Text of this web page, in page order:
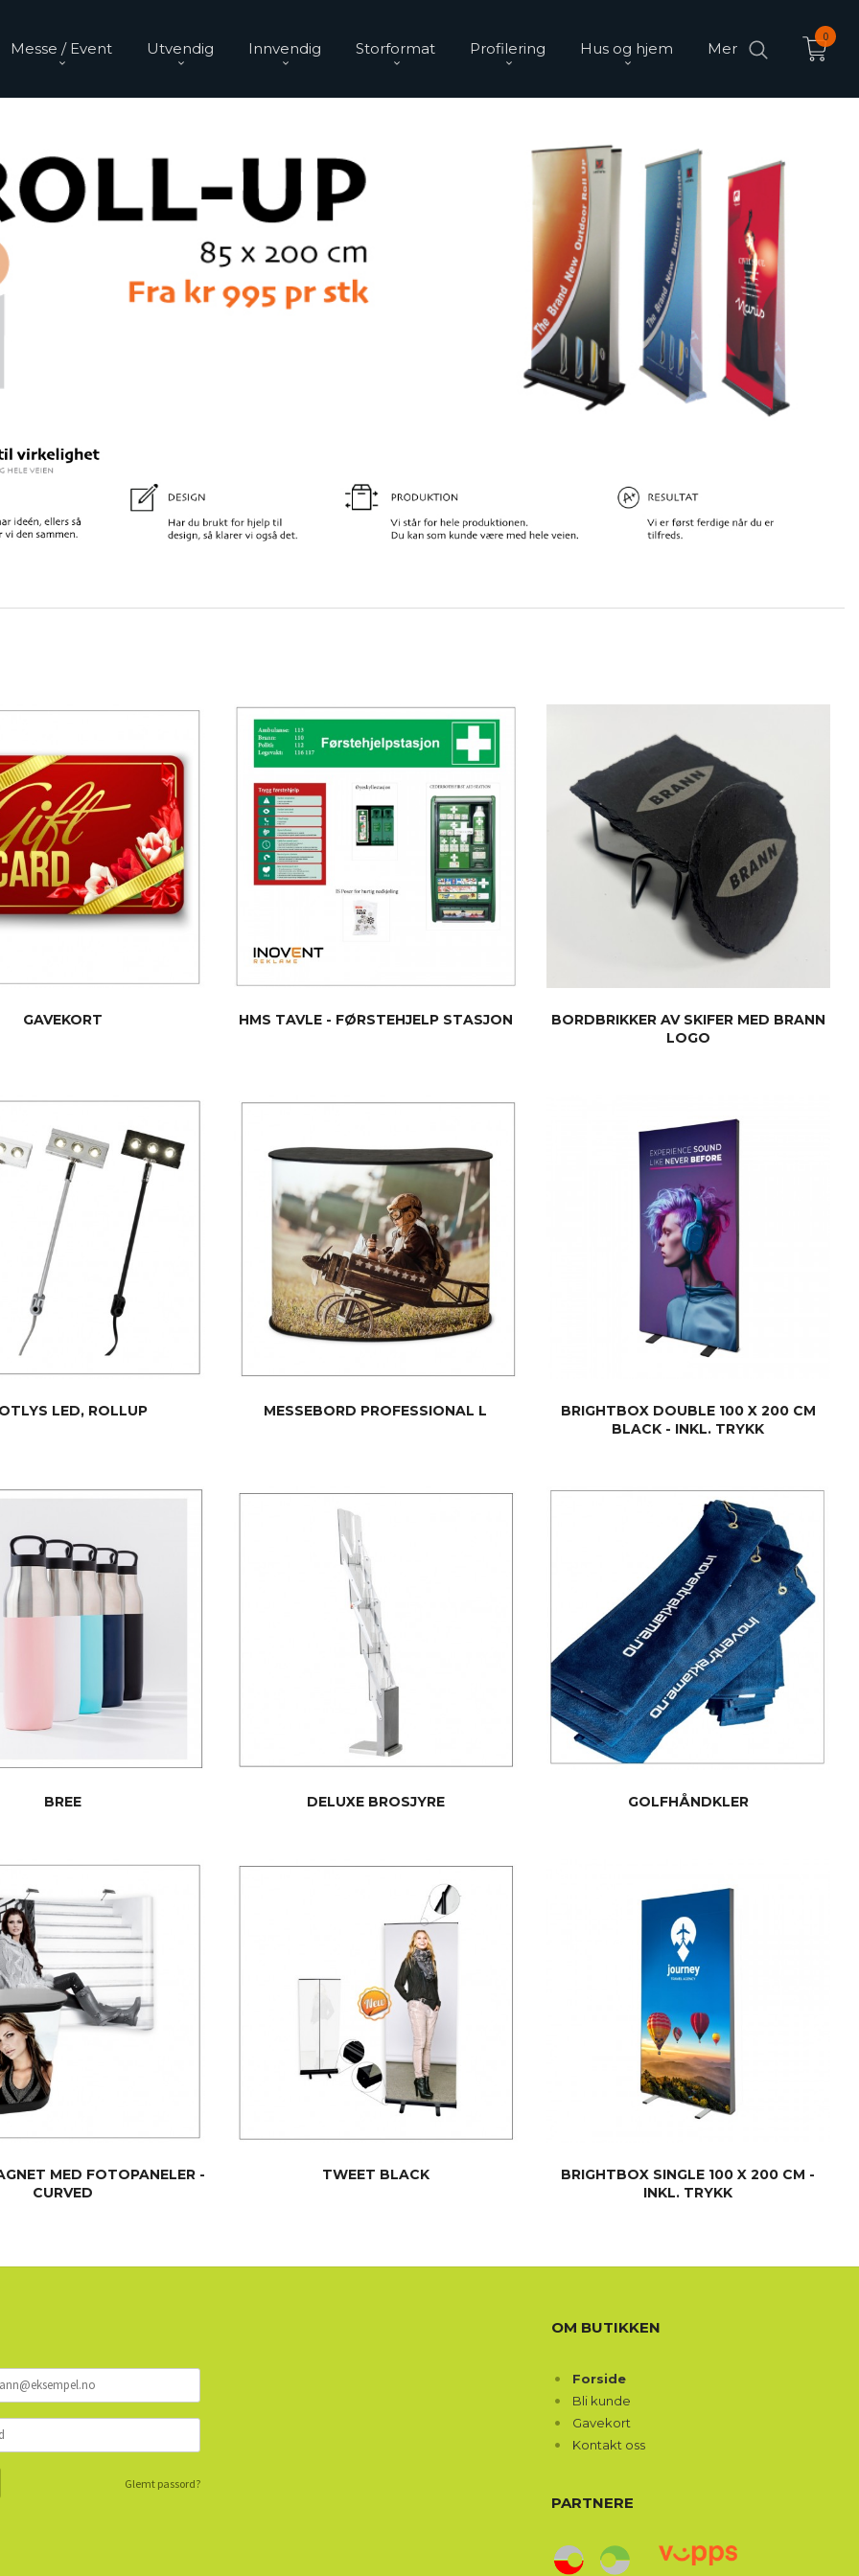
Messe / Event Utvendig Innvendig Storformat Profilering Hus og hjem Mer
0
GAVEKORT HMS TAVLE - FØRSTEHJELP STASJON
BORDBRIKKER AV SKIFER MED BRANN
LOGO
LED, ROLLUP MESSEBORD PROFESSIONAL L
BRIGHTBOX DOUBLE 100 X 200 CM
BLACK - INKL. TRYKK
BREE DELUXE BROSJYRE GOLFHÅNDKLER
MED FOTOPANELER -
CURVED
TWEET BLACK
BRIGHTBOX SINGLE 100 X 200 CM -
INKL. TRYKK
Glemt passord?
OM BUTIKKEN
Forside
Bli kunde
Gavekort
Kontakt oss
PARTNERE